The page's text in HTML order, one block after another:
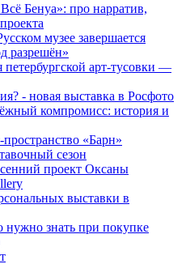
Бенуа»: про нарратив,
музее завершается
разрешён»
арт-тусовки —
- новая выставка в Росфото
компромисс: история и
«Барн»
сезон
проект Оксаны
выставки в
знать при покупке